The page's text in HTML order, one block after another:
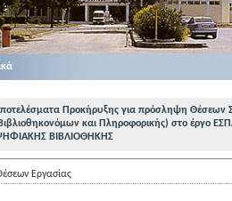
Προκήρυξης για πρόσληψη Θέσεων
και Πληροφορικής) στο έργο
ΒΙΒΛΙΟΘΗΚΗΣ
Εργασίας